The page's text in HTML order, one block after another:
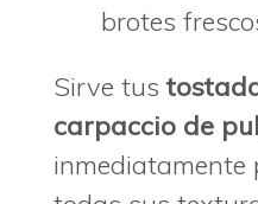
brotes
Sirve tus
carpaccio de